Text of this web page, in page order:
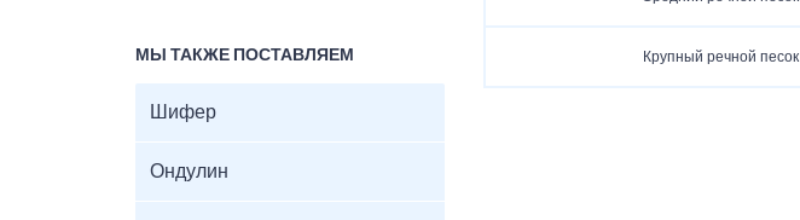
МЫ ТАКЖЕ ПОСТАВЛЯЕМ
Шифер
Ондулин
Крупный речной песок